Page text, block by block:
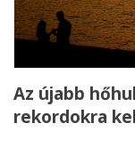
Az újabb
rekordokra